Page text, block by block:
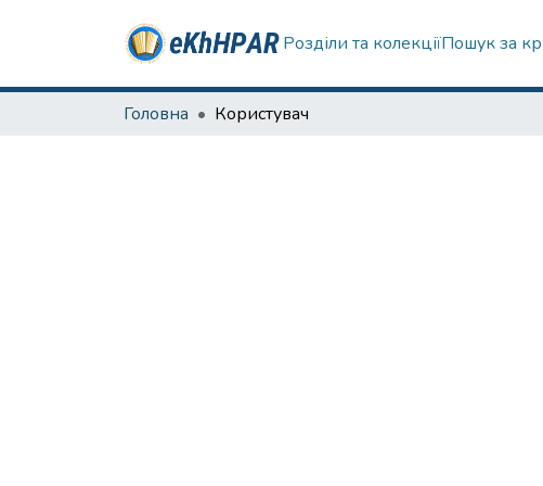
Розділи та колекціїПошук за
Головна Користувач